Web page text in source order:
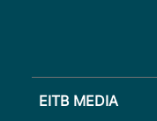
EITB MEDIA